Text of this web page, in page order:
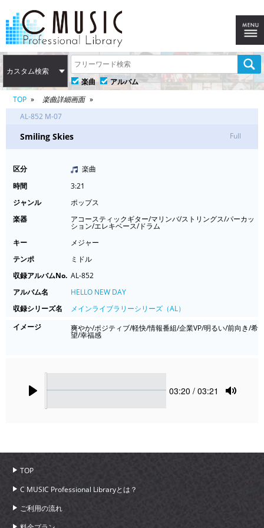
カスタム検索
楽曲
アルバム
TOP
楽曲詳細画面
AL-852 M-07
Smiling Skies Full
区分
楽曲
時間
3:21
ジャンル
ポップス
楽器
アコースティックギター/マリンバ/ストリングス/パーカッ
ション/エレキベース/ドラム
キー
メジャー
テンポ
ミドル
収録アルバムNo. AL-852
アルバム名
HELLO NEW DAY
収録シリーズ名
メインライブラリーシリーズ（AL）
イメージ
爽やか/ポジティブ/軽快/情報番組/企業VP/明るい/前向き/希
望/幸福感
Current
03:20 / 03:21
TOP
C MUSIC Professional Libraryとは？
ご利用の流れ